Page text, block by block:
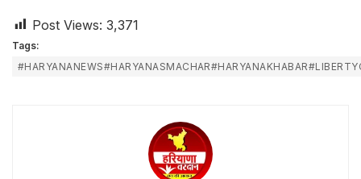
Post Views: 3,371
Tags: